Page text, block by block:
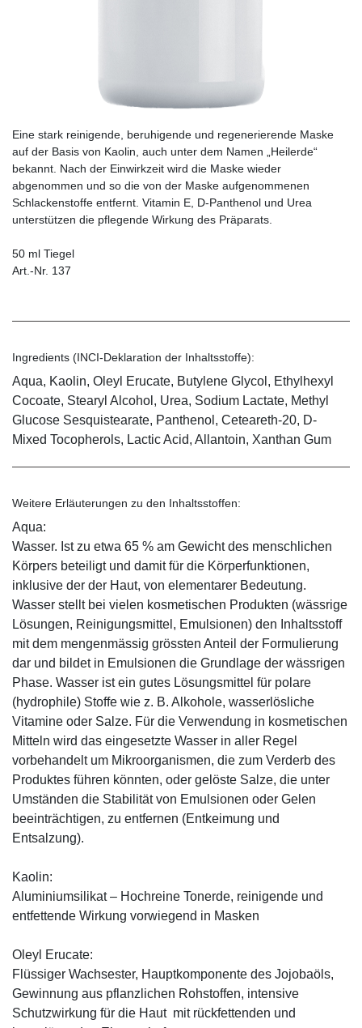
Eine stark reinigende, beruhigende und regenerierende Maske
auf der Basis von Kaolin, auch unter dem Namen „Heilerde“
bekannt. Nach der Einwirkzeit wird die Maske wieder
abgenommen und so die von der Maske aufgenommenen
Schlackenstoffe entfernt. Vitamin E, D-Panthenol und Urea
unterstützen die pflegende Wirkung des Präparats.
50 ml Tiegel
Art.-Nr. 137
Ingredients (INCI-Deklaration der Inhaltsstoffe):
Aqua, Kaolin, Oleyl Erucate, Butylene Glycol, Ethylhexyl
Cocoate, Stearyl Alcohol, Urea, Sodium Lactate, Methyl
Glucose Sesquistearate, Panthenol, Ceteareth-20, D-
Mixed Tocopherols, Lactic Acid, Allantoin, Xanthan Gum
Weitere Erläuterungen zu den Inhaltsstoffen:
Aqua:
Wasser. Ist zu etwa 65 % am Gewicht des menschlichen
Körpers beteiligt und damit für die Körperfunktionen,
inklusive der der Haut, von elementarer Bedeutung.
Wasser stellt bei vielen kosmetischen Produkten (wässrige
Lösungen, Reinigungsmittel, Emulsionen) den Inhaltsstoff
mit dem mengenmässig grössten Anteil der Formulierung
dar und bildet in Emulsionen die Grundlage der wässrigen
Phase. Wasser ist ein gutes Lösungsmittel für polare
(hydrophile) Stoffe wie z. B. Alkohole, wasserlösliche
Vitamine oder Salze. Für die Verwendung in kosmetischen
Mitteln wird das eingesetzte Wasser in aller Regel
vorbehandelt um Mikroorganismen, die zum Verderb des
Produktes führen könnten, oder gelöste Salze, die unter
Umständen die Stabilität von Emulsionen oder Gelen
beeinträchtigen, zu entfernen (Entkeimung und
Entsalzung).
Kaolin:
Aluminiumsilikat – Hochreine Tonerde, reinigende und
entfettende Wirkung vorwiegend in Masken
Oleyl Erucate:
Flüssiger Wachsester, Hauptkomponente des Jojobaöls,
Gewinnung aus pflanzlichen Rohstoffen, intensive
Schutzwirkung für die Haut mit rückfettenden und